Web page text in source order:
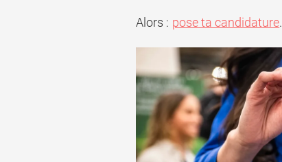
Alors : pose ta candidature.